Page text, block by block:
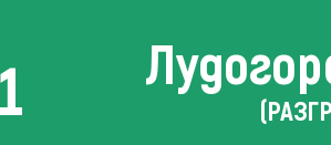
1